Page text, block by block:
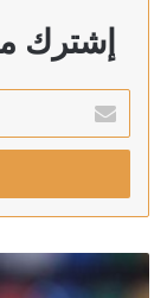
إشترك
بريدك
الإلكتروني